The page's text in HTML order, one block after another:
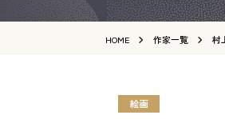
HOME 作家一覧 村
絵画